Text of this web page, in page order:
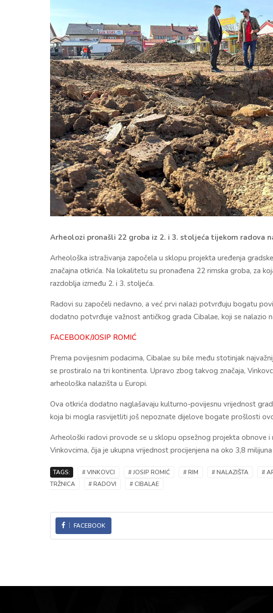
Arheolozi pronašli 22 groba iz 2. i 3. stoljeća tijekom radova
Arheološka istraživanja započela u sklopu projekta uređenja
značajna otkrića. Na lokalitetu su pronađena 22 rimska groba, za
razdoblja između 2. i 3. stoljeća.
Radovi su započeli nedavno, a već prvi nalazi potvrđuju bogatu
dodatno potvrđuje važnost antičkog grada Cibalae, koji se nalazio
FACEBOOK/JOSIP ROMIĆ
Prema povijesnim podacima, Cibalae su bile među stotinjak
se prostiralo na tri kontinenta. Upravo zbog takvog značaja,
arheološka nalazišta u Europi.
Ova otkrića dodatno naglašavaju kulturno-povijesnu vrijednost
koja bi mogla rasvijetliti još nepoznate dijelove bogate prošlosti
Arheološki radovi provode se u sklopu opsežnog projekta obnove
Vinkovcima, čija je ukupna vrijednost procijenjena na oko 3,8 milijuna
TAGS: # VINKOVCI # JOSIP ROMIĆ # RIM # NALAZIŠTA #
TRŽNICA
# RADOVI # CIBALAE
FACEBOOK